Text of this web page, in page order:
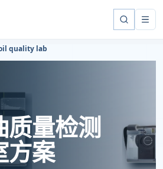
quality lab
质量检测
方案